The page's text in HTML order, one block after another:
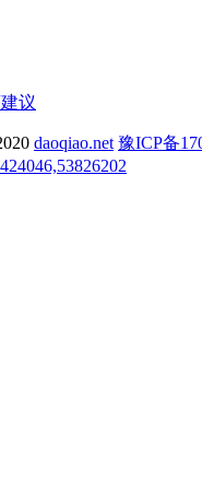
议
daoqiao.net 豫ICP备